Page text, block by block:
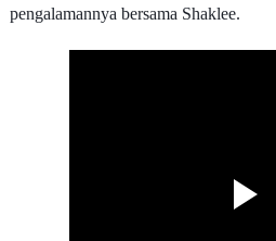
pengalamannya bersama Shaklee.